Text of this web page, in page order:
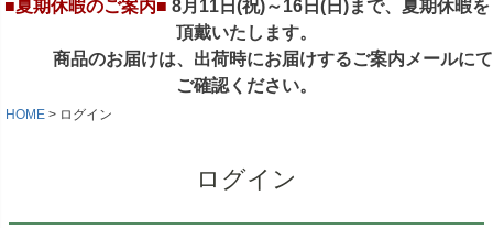
■夏期休暇のご案内■ 8月11日(祝)～16日(日)まで、夏期休暇を
頂戴いたします。
商品のお届けは、出荷時にお届けするご案内メールにて
ご確認ください。
HOME ログイン
ログイン